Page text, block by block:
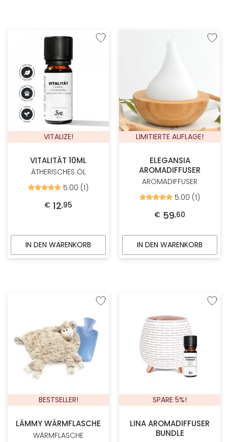
Zur Wunschliste hinzufügen
VITALIZE!
VITALITÄT 10ML
ÄTHERISCHES ÖL
Bewertet
5.00
von
5.00 (1)
€ 12,95
IN DEN WARENKORB
Zur
LIMITIERTE AUFLAGE!
ELEGANSIA
AROMADIFFUSER
AROMADIFFUSER
Bewertet
5.00
von
5.00 (1)
€ 59,60
IN DEN WARENKORB
Zur Wunschliste hinzufügen
BESTSELLER!
LÄMMY WÄRMFLASCHE
WÄRMFLASCHE
Zur
SPARE 5%!
LINA AROMADIFFUSER
BUNDLE